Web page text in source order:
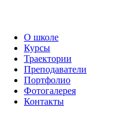
О школе
Курсы
Траектории
Преподаватели
Портфолио
Фотогалерея
Контакты